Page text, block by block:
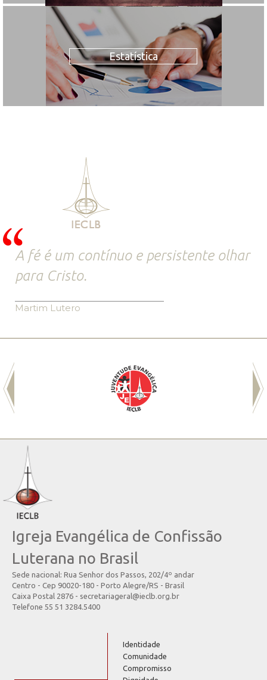
Estatística
A fé é um contínuo e persistente olhar
para Cristo.
Martim Lutero
Igreja Evangélica de Confissão
Luterana no Brasil
Sede nacional: Rua Senhor dos Passos, 202/4º andar
Centro - Cep 90020-180 - Porto Alegre/RS - Brasil
Caixa Postal 2876 - secretariageral@ieclb.org.br
Telefone 55 51 3284.5400
Identidade
Comunidade
Compromisso